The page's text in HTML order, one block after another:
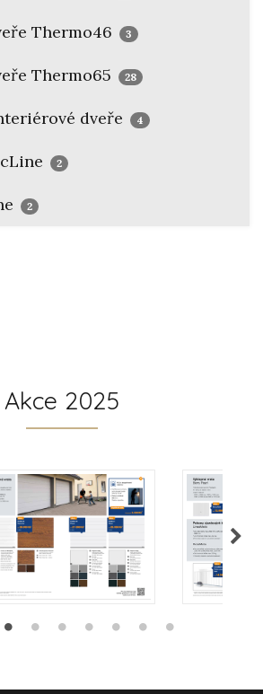
Thermo46 3
Thermo65 28
dveře 4
2
2
Akce 2025